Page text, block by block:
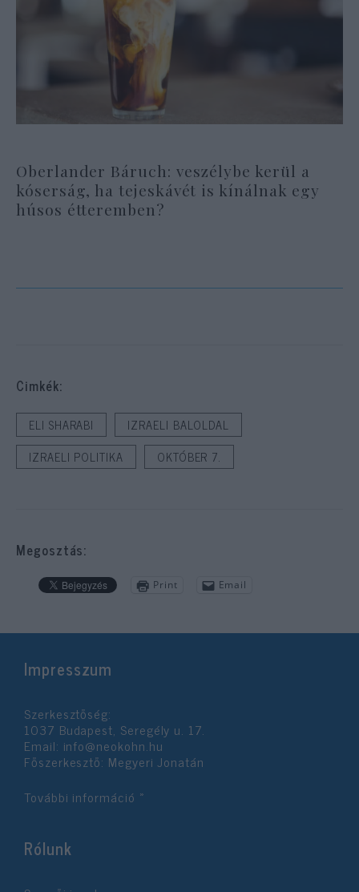
Oberlander Báruch: veszélybe kerül a
kóserság, ha tejeskávét is kínálnak egy
húsos étteremben?
Cimkék:
ELI SHARABI
IZRAELI BALOLDAL
IZRAELI POLITIKA
OKTÓBER 7.
Megosztás:
Print Email
Impresszum
Szerkesztőség:
1037 Budapest, Seregély u. 17.
Email: info@neokohn.hu
Főszerkesztő: Megyeri Jonatán
További információ »
Rólunk